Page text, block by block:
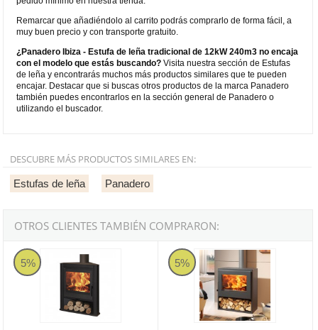
Remarcar que añadiéndolo al carrito podrás comprarlo de forma fácil, a
muy buen precio y con transporte gratuito.
¿Panadero Ibiza - Estufa de leña tradicional de 12kW 240m3 no encaja
con el modelo que estás buscando? Visita nuestra sección de Estufas
de leña y encontrarás muchos más productos similares que te pueden
encajar. Destacar que si buscas otros productos de la marca Panadero
también puedes encontrarlos en la sección general de Panadero o
utilizando el buscador.
DESCUBRE MÁS PRODUCTOS SIMILARES EN:
Estufas de leña Panadero
OTROS CLIENTES TAMBIÉN COMPRARON:
5%
Panadero Faro Ecodesign - Estufa de leña corner de 6,7kW 240m3
5%
Panadero Borneo-S Ecodesign -